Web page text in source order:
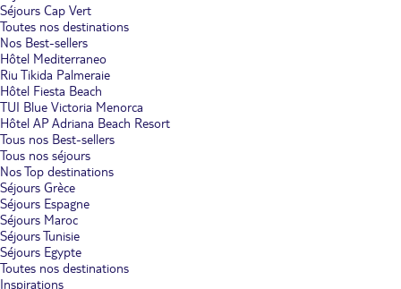
Séjours Cap Vert
Toutes nos destinations
Nos Best-sellers
Hôtel Mediterraneo
Riu Tikida Palmeraie
Hôtel Fiesta Beach
TUI Blue Victoria Menorca
Hôtel AP Adriana Beach Resort
Tous nos Best-sellers
Tous nos séjours
Nos Top destinations
Séjours Grèce
Séjours Espagne
Séjours Maroc
Séjours Tunisie
Séjours Egypte
Toutes nos destinations
Inspirations